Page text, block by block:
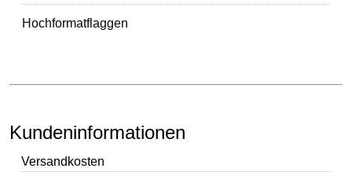
Hochformatflaggen
Kundeninformationen
Versandkosten